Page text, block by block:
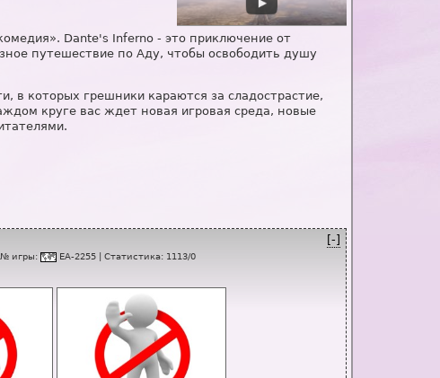
Dante's Inferno - это приключение от
путешествие по Аду, чтобы освободить душу
в которых грешники караются за сладострастие,
круге вас ждет новая игровая среда, новые
[-]
| № игры: EA-2255 Статистика: 1113/0